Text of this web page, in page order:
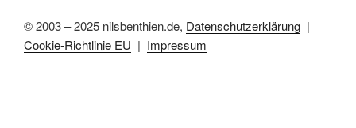
© 2003 – 2025 nilsbenthien.de, Datenschutzerklärung |
Cookie-Richtlinie EU | Impressum